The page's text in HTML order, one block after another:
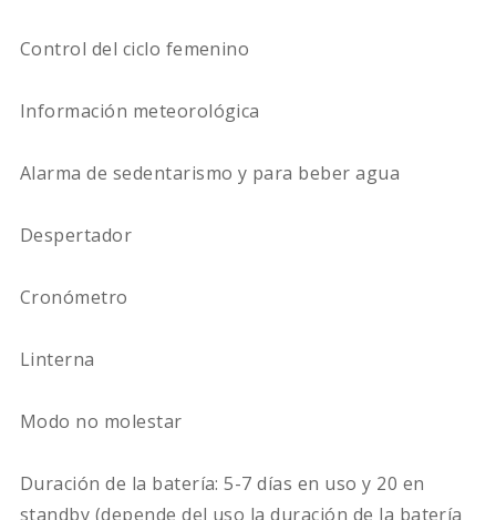
Control del ciclo femenino
Información meteorológica
Alarma de sedentarismo y para beber agua
Despertador
Cronómetro
Linterna
Modo no molestar
Duración de la batería: 5-7 días en uso y 20 en
standby (depende del uso la duración de la batería